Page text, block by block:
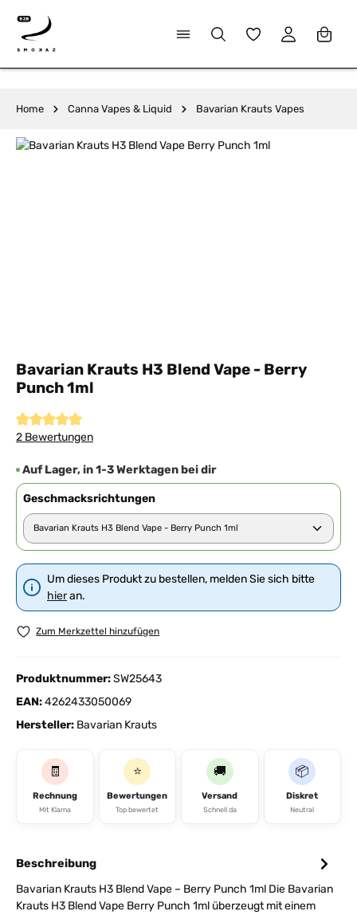
springen
Du hast 0
Home Canna Vapes & Liquid Bavarian Krauts Vapes
Bildergalerie überspringen
Bavarian Krauts H3 Blend Vape - Berry
Punch 1ml
Durchschnittliche Bewertung von 5 von 5 Sternen
2 Bewertungen
Auf Lager, in 1-3 Werktagen bei dir
Geschmacksrichtungen
Um dieses Produkt zu bestellen, melden Sie sich bitte
hieran.
Zum Merkzettel hinzufügen
Produktnummer:SW25643
EAN:4262433050069
Hersteller: Bavarian Krauts
🧾
Rechnung
Mit Klarna
⭐
Bewertungen
Top bewertet
🚚
Versand
Schnell da
📦
Diskret
Neutral
Beschreibung
Bavarian Krauts H3 Blend Vape – Berry Punch 1ml Die Bavarian
Krauts H3 Blend Vape Berry Punch 1ml überzeugt mit einem